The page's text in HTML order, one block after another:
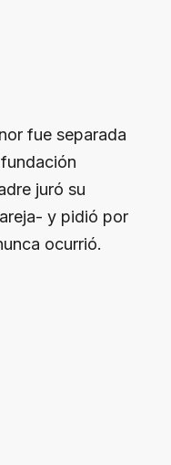
fue separada
juró su
y pidió por
ocurrió.